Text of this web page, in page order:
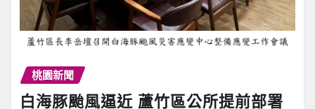
桃園新聞
白海豚颱風逼近 蘆竹區公所提前部署